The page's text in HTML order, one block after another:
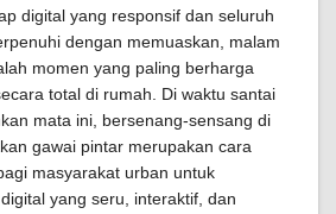
digital yang responsif dan seluruh
dengan memuaskan, malam
momen yang paling berharga
total di rumah. Di waktu santai
mata ini, bersenang-sensang di
gawai pintar merupakan cara
masyarakat urban untuk
yang seru, interaktif, dan